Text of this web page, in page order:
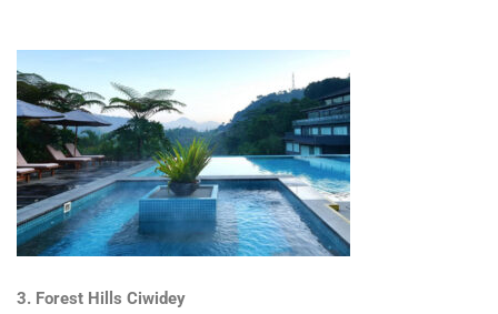
3. Forest Hills Ciwidey